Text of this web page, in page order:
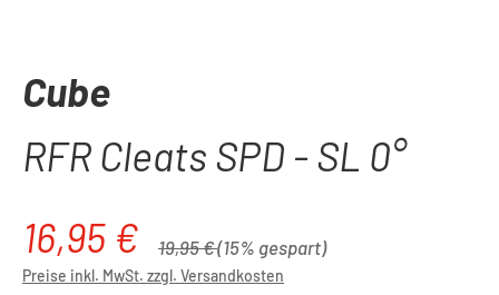
Cube
RFR Cleats SPD - SL 0°
Verkaufspreis:
16,95 € Regulärer Preis:
19,95 €(15% gespart)
Preise inkl. MwSt. zzgl. Versandkosten